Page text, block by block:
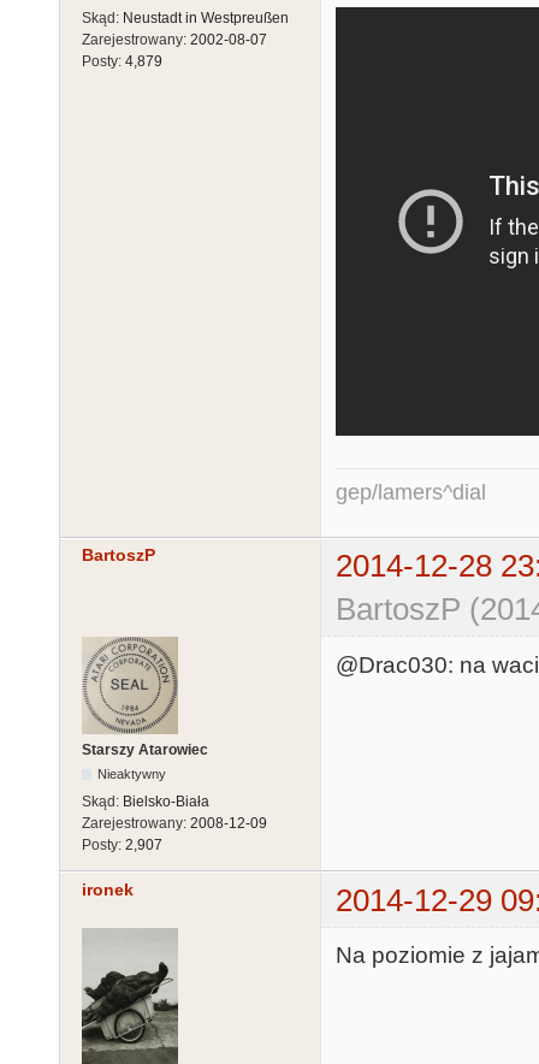
Skąd: Neustadt in Westpreußen
Zarejestrowany: 2002-08-07
Posty: 4,879
gep/lamers^dial
BartoszP
2014-12-28
BartoszP
Starszy Atarowiec
Nieaktywny
Skąd: Bielsko-Biała
Zarejestrowany: 2008-12-09
Posty: 2,907
@Drac030: na
ironek 2014-12-29
Na poziomie z